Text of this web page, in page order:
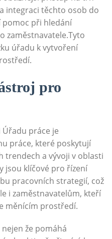
integraci těchto osob do
při hledání
zaměstnavatele.Tyto
úřadu k vytvoření
pro
práce je
práce, které poskytují
trendech a vývoji v oblasti
jsou klíčové pro řízení
pracovních strategií, což
i zaměstnavatelům, kteří
měnícím prostředí.
že pomáhá